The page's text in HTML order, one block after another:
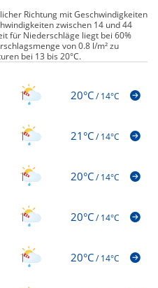
Richtung mit Geschwindigkeiten
zwischen 14 und 44
für Niederschläge liegt bei 60%
von 0.8 l/m² zu
bei 13 bis 20°C.
20°C/14°C
21°C/14°C
20°C/14°C
20°C/14°C
20°C/14°C